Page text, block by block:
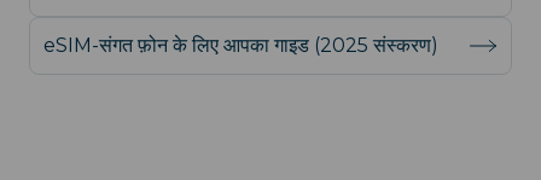
eSIM-संगत फ़ोन के लिए आपका गाइड (2025 संस्करण)